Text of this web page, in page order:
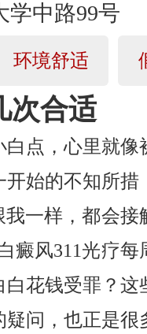
学中路99号
环境舒适
次合适
点，心里就像
始的不知所措
一样，都会接
癜风311光疗每
花钱受罪？这
问，也正是很